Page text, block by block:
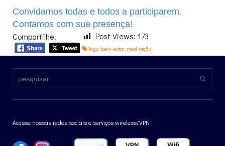
Convidamos todas e todos a participarem.
Contamos com sua presença!
Compartilhe! Post Views: 173
Yoga, bem-estar, meditação
Acesse nossas redes sociais e serviços wireless/VPN